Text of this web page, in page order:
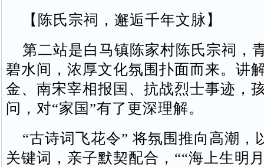
【陈氏宗祠，邂逅千年文脉】​
第二站是白马镇陈家村陈氏宗祠，
碧水间，浓厚文化氛围扑面而来。讲
金、南宋宰相报国、抗战烈士事迹，
问，对“家国”有了更深理解。​
“古诗词飞花令” 将氛围推向高潮，
关键词，亲子默契配合，““海上生明